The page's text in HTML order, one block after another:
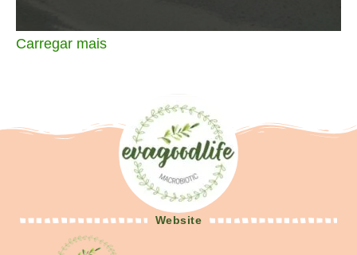
Carregar mais
Website